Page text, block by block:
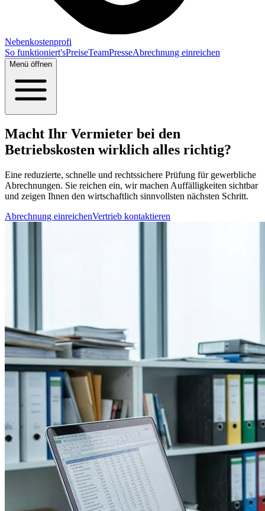
Nebenkostenprofi
So funktioniert'sPreiseTeamPresseAbrechnung einreichen
Menü öffnen
Macht Ihr Vermieter bei den
Betriebskosten wirklich alles richtig?
Eine reduzierte, schnelle und rechtssichere Prüfung für gewerbliche
Abrechnungen. Sie reichen ein, wir machen Auffälligkeiten sichtbar
und zeigen Ihnen den wirtschaftlich sinnvollsten nächsten Schritt.
Abrechnung einreichenVertrieb kontaktieren